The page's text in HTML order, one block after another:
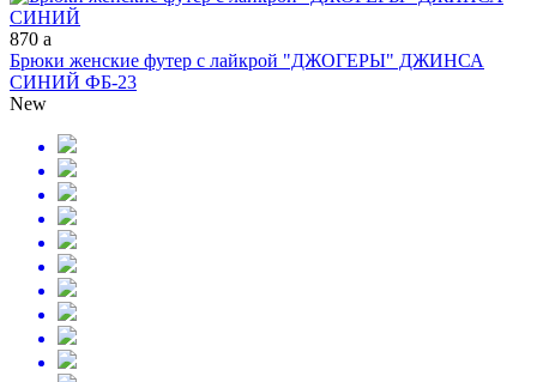
870 a
Брюки женские футер с лайкрой "ДЖОГЕРЫ" ДЖИНСА
СИНИЙ ФБ-23
New